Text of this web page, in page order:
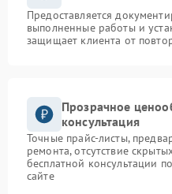
Предоставляется
выполненные работы и
защищает клиента от
Прозрачное
консультация
Точные прайс-листы,
ремонта, отсутствие
бесплатной консультации
сайте